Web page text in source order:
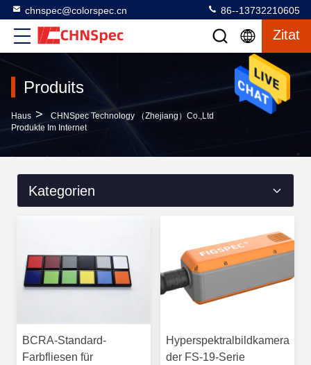
chnspec@colorspec.cn 86--13732210605
Zitat
Produits
Haus >
CHNSpec Technology （Zhejiang）Co.,Ltd
Produkte Im Internet
Kategorien
BCRA-Standard-
Farbfliesen für
Hyperspektralbildkamera
der FS-19-Serie